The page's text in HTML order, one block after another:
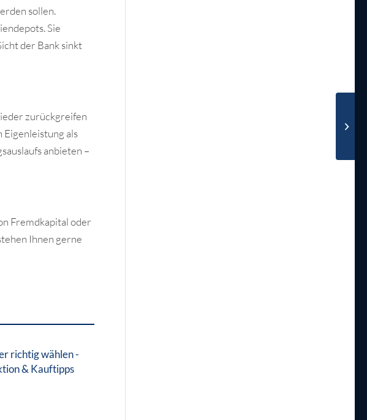
sollen.
Sie
der Bank sinkt
zurückgreifen
Eigenleistung als
anbieten –
Fremdkapital oder
Ihnen gerne
richtig wählen -
& Kauftipps